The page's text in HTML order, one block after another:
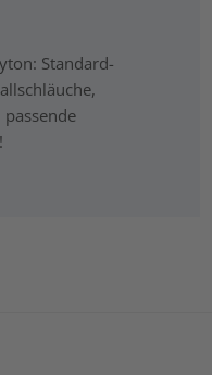
Standard-